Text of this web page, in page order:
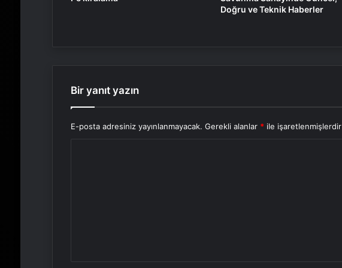
Doğru ve Teknik Haberler
Bir yanıt yazın
E-posta adresiniz yayınlanmayacak. Gerekli alanlar * ile işaretlenmişlerdir